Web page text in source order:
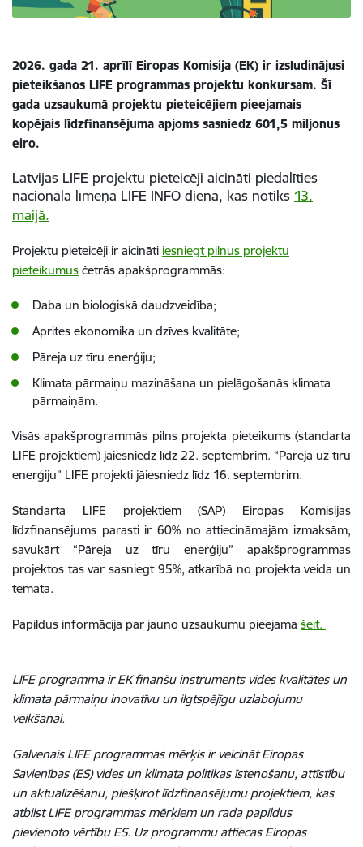
2026. gada 21. aprīlī Eiropas Komisija (EK) ir izsludinājusi
pieteikšanos LIFE programmas projektu konkursam. Šī
gada uzsaukumā projektu pieteicējiem pieejamais
kopējais līdzfinansējuma apjoms sasniedz 601,5 miljonus
eiro.
Latvijas LIFE projektu pieteicēji aicināti piedalīties
nacionāla līmeņa LIFE INFO dienā, kas notiks 13.
maijā.
Projektu pieteicēji ir aicināti iesniegt pilnus projektu
pieteikumus četrās apakšprogrammās:
Daba un bioloģiskā daudzveidība;
Aprites ekonomika un dzīves kvalitāte;
Pāreja uz tīru enerģiju;
Klimata pārmaiņu mazināšana un pielāgošanās klimata
pārmaiņām.
Visās apakšprogrammās pilns projekta pieteikums (standarta
LIFE projektiem) jāiesniedz līdz 22. septembrim. “Pāreja uz tīru
enerģiju” LIFE projekti jāiesniedz līdz 16. septembrim.
Standarta LIFE projektiem (SAP) Eiropas Komisijas
līdzfinansējums parasti ir 60% no attiecināmajām izmaksām,
savukārt “Pāreja uz tīru enerģiju” apakšprogrammas
projektos tas var sasniegt 95%, atkarībā no projekta veida un
temata.
Papildus informācija par jauno uzsaukumu pieejama šeit.
LIFE programma ir EK finanšu instruments vides kvalitātes un
klimata pārmaiņu inovatīvu un ilgtspējīgu uzlabojumu
veikšanai.
Galvenais LIFE programmas mērķis ir veicināt Eiropas
Savienības (ES) vides un klimata politikas īstenošanu, attīstību
un aktualizēšanu, piešķirot līdzfinansējumu projektiem, kas
atbilst LIFE programmas mērķiem un rada papildus
pievienoto vērtību ES. Uz programmu attiecas Eiropas